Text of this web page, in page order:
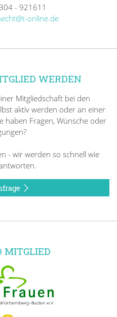
- 921611
online.de
WERDEN
Mitgliedschaft bei den
aktiv werden oder an einer
haben Fragen, Wünsche oder
- wir werden so schnell wie
MITGLIED